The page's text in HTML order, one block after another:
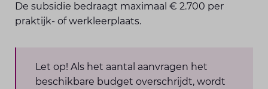
De subsidie bedraagt maximaal € 2.700 per
praktijk- of werkleerplaats.
Let op! Als het aantal aanvragen het
beschikbare budget overschrijdt, wordt